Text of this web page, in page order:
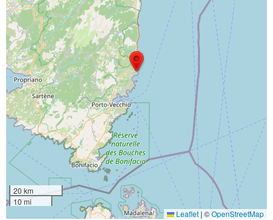
20 km
10 mi
Leaflet | ©OpenStreetMap